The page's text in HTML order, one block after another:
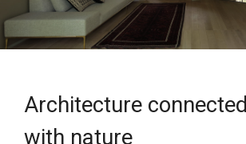
Architecture connected
with nature